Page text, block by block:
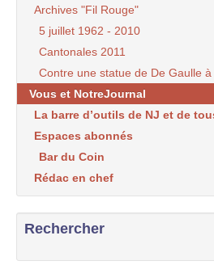
Archives "Fil Rouge"
5 juillet 1962 - 2010
Cantonales 2011
Contre une statue de De Gaulle à
Vous et NotreJournal
La barre d’outils de NJ et de
Espaces abonnés
Bar du Coin
Rédac en chef
Rechercher